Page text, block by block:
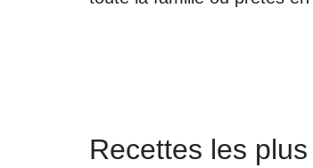
Recettes les